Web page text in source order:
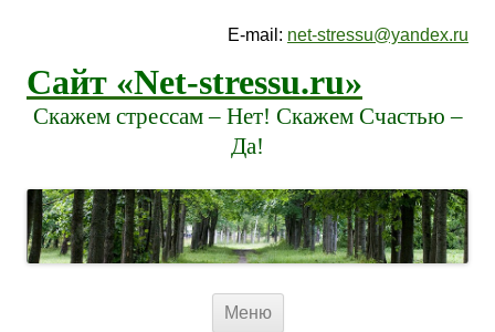
E-mail: net-stressu@yandex.ru
Сайт «Net-stressu.ru»
Скажем стрессам – Нет! Скажем Счастью –
Да!
Меню